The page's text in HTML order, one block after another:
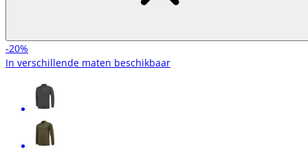
-20%
In verschillende maten beschikbaar